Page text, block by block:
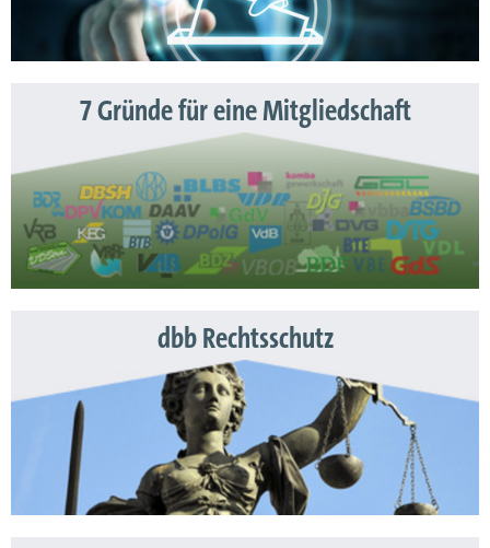
7 Gründe für eine Mitgliedschaft
dbb Rechtsschutz